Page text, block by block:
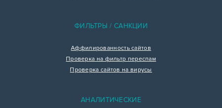
ФИЛЬТРЫ / САНКЦИИ
Аффилированность сайтов
Проверка на фильтр переспам
Проверка сайтов на вирусы
АНАЛИТИЧЕСКИЕ